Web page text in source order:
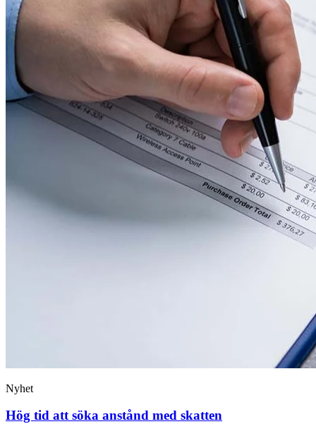
Nyhet
Hög tid att söka anstånd med skatten